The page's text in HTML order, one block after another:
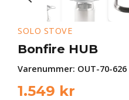
SOLO STOVE
Bonfire HUB
Varenummer: OUT-70-626
1.549 kr